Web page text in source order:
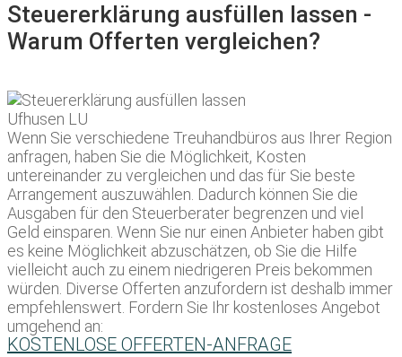
Steuererklärung ausfüllen lassen -
Warum Offerten vergleichen?
Wenn Sie verschiedene Treuhandbüros aus Ihrer Region
anfragen, haben Sie die Möglichkeit, Kosten
untereinander zu vergleichen und das für Sie beste
Arrangement auszuwählen. Dadurch können Sie die
Ausgaben für den Steuerberater begrenzen und viel
Geld einsparen. Wenn Sie nur einen Anbieter haben gibt
es keine Möglichkeit abzuschätzen, ob Sie die Hilfe
vielleicht auch zu einem niedrigeren Preis bekommen
würden. Diverse Offerten anzufordern ist deshalb immer
empfehlenswert. Fordern Sie Ihr kostenloses Angebot
umgehend an:
KOSTENLOSE OFFERTEN-ANFRAGE